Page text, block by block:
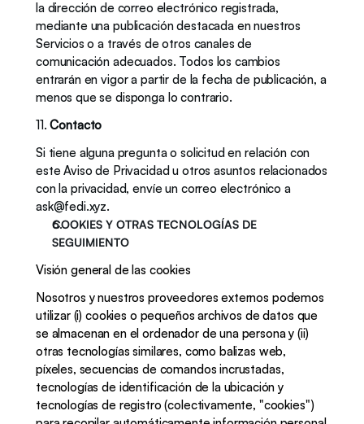
la dirección de correo electrónico registrada,
mediante una publicación destacada en nuestros
Servicios o a través de otros canales de
comunicación adecuados. Todos los cambios
entrarán en vigor a partir de la fecha de publicación, a
menos que se disponga lo contrario.
11. Contacto
Si tiene alguna pregunta o solicitud en relación con
este Aviso de Privacidad u otros asuntos relacionados
con la privacidad, envíe un correo electrónico a
ask@fedi.xyz.
COOKIES Y OTRAS TECNOLOGÍAS DE
SEGUIMIENTO
Visión general de las cookies
Nosotros y nuestros proveedores externos podemos
utilizar (i) cookies o pequeños archivos de datos que
se almacenan en el ordenador de una persona y (ii)
otras tecnologías similares, como balizas web,
píxeles, secuencias de comandos incrustadas,
tecnologías de identificación de la ubicación y
tecnologías de registro (colectivamente, "cookies")